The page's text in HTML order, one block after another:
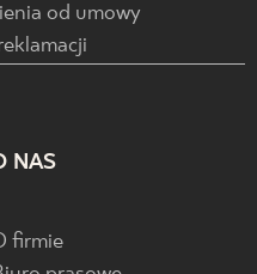
od umowy
NAS
firmie